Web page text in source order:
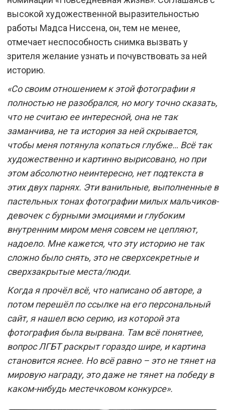
высокой художественной выразительностью
работы Мадса Ниссена, он, тем не менее,
отмечает неспособность снимка вызвать у
зрителя желание узнать и почувствовать за ней
историю.
«Со своим отношением к этой фотографии я
полностью не разобрался, но могу точно сказать,
что не считаю ее интересной, она не так
заманчива, не та история за ней скрывается,
чтобы меня потянула копаться глубже… Всё так
художественно и картинно вырисовано, но при
этом абсолютно неинтересно, нет подтекста в
этих двух парнях. Эти ванильные, выполненные в
пастельных тонах фотографии милых мальчиков-
девочек с бурными эмоциями и глубоким
внутренним миром меня совсем не цепляют,
надоело. Мне кажется, что эту историю не так
сложно было снять, это не сверхсекретные и
сверхзакрытые места/люди.
Когда я прочёл всё, что написано об авторе, а
потом перешёл по ссылке на его персональный
сайт, я нашел всю серию, из которой эта
фотография была вырвана. Там всё понятнее,
вопрос ЛГБТ раскрыт гораздо шире, и картина
становится яснее. Но всё равно – это не тянет на
мировую награду, это даже не тянет на победу в
каком-нибудь местечковом конкурсе».